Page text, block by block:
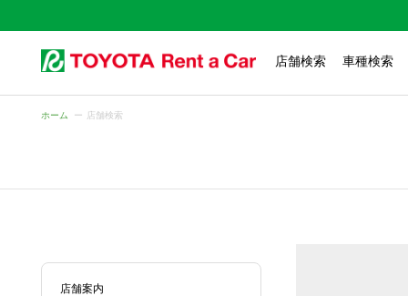
店舗検索 車種検索
ホーム 店舗検索
店舗案内